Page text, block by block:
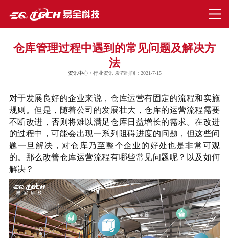
仓库管理过程中遇到的常见问题及解决方
法
资讯中心/ 行业资讯 发布时间：2021-7-15
对于发展良好的企业来说，仓库运营有固定的流程和实施
规则。但是，随着公司的发展壮大，仓库的运营流程需要
不断改进，否则将难以满足仓库日益增长的需求。在改进
的过程中，可能会出现一系列阻碍进度的问题，但这些问
题一旦解决，对仓库乃至整个企业的好处也是非常可观
的。那么改善仓库运营流程有哪些常见问题呢？以及如何
解决？